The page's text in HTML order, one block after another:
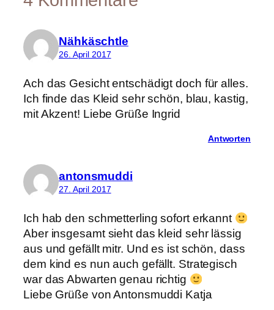
Nähkäschtle
26. April 2017
Ach das Gesicht entschädigt doch für alles.
Ich finde das Kleid sehr schön, blau, kastig,
mit Akzent! Liebe Grüße Ingrid
Antworten
antonsmuddi
27. April 2017
Ich hab den schmetterling sofort erkannt
Aber insgesamt sieht das kleid sehr lässig
aus und gefällt mitr. Und es ist schön, dass
dem kind es nun auch gefällt. Strategisch
war das Abwarten genau richtig
Liebe Grüße von Antonsmuddi Katja